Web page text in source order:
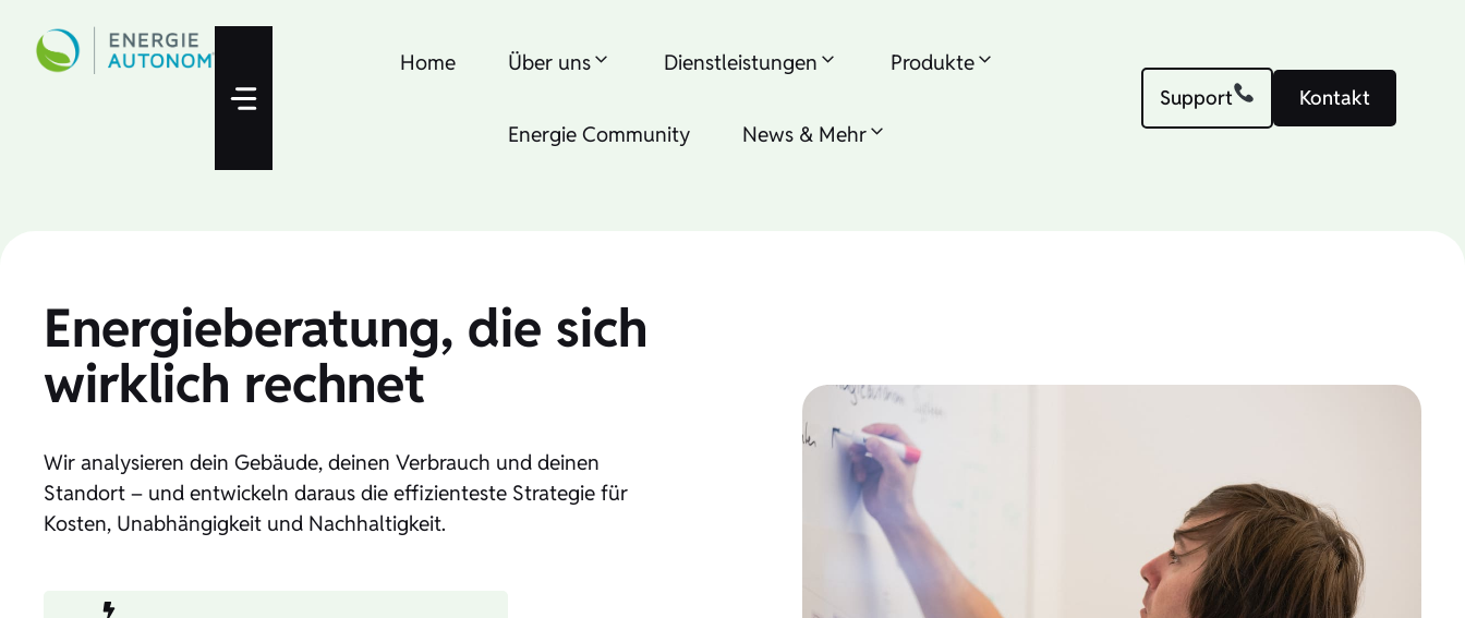
Inhalt
springen
Home Über uns Dienstleistungen Produkte
Energie Community News & Mehr
Support Kontakt
Energieberatung, die sich
wirklich rechnet
Wir analysieren dein Gebäude, deinen Verbrauch und deinen
Standort – und entwickeln daraus die effizienteste Strategie für
Kosten, Unabhängigkeit und Nachhaltigkeit.